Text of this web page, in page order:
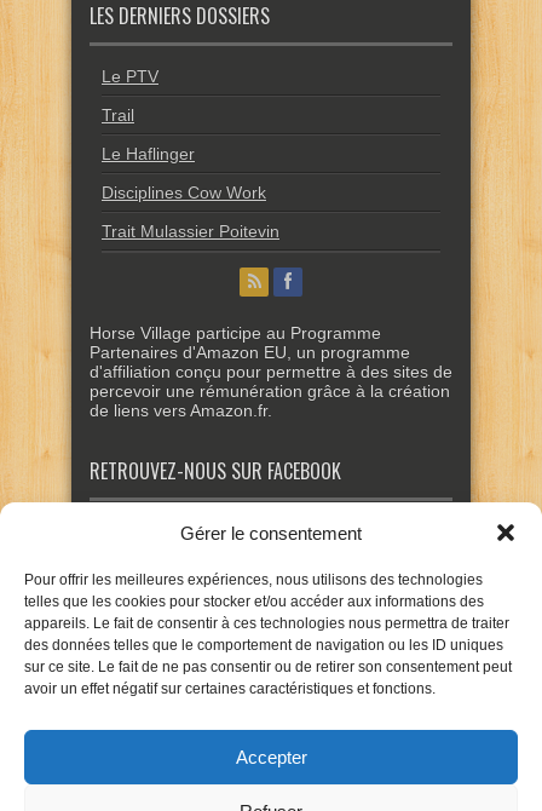
Gérer le consentement
Pour offrir les meilleures expériences, nous utilisons des technologies
telles que les cookies pour stocker et/ou accéder aux informations des
appareils. Le fait de consentir à ces technologies nous permettra de traiter
des données telles que le comportement de navigation ou les ID uniques
sur ce site. Le fait de ne pas consentir ou de retirer son consentement peut
avoir un effet négatif sur certaines caractéristiques et fonctions.
Accepter
LES DERNIERS DOSSIERS
Le PTV
Trail
Le Haflinger
Disciplines Cow Work
Trait Mulassier Poitevin
Horse Village participe au Programme
Partenaires d'Amazon EU, un programme
d'affiliation conçu pour permettre à des sites de
percevoir une rémunération grâce à la création
de liens vers Amazon.fr.
RETROUVEZ-NOUS SUR FACEBOOK